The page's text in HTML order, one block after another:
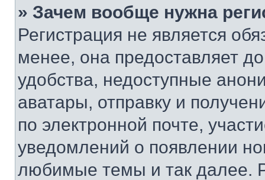
» Зачем вообще нужна
Регистрация не является
менее, она предоставляет
удобства, недоступные
аватары, отправку и
по электронной почте,
уведомлений о появлении
любимые темы и так далее.